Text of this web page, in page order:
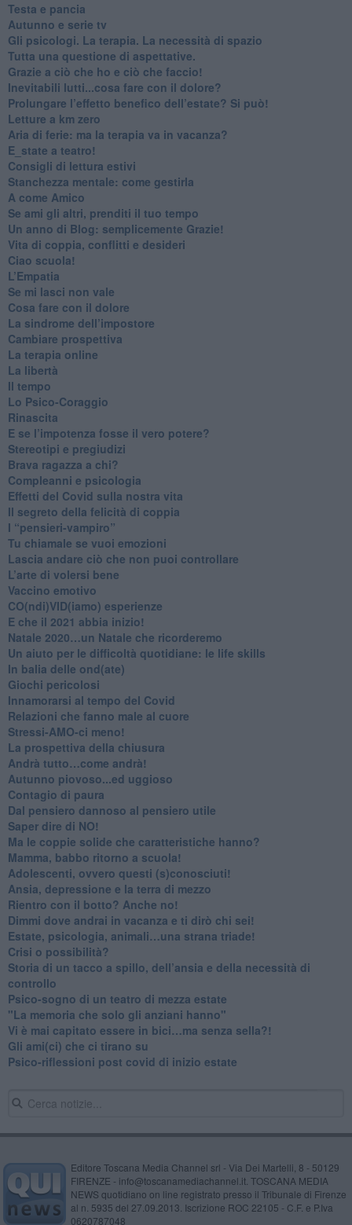
​Testa e pancia
​Autunno e serie tv
​Gli psicologi. La terapia. La necessità di spazio
​Tutta una questione di aspettative.
​Grazie a ciò che ho e ciò che faccio!
​Inevitabili lutti...cosa fare con il dolore?
Prolungare l’effetto benefico dell’estate? Si può!
​Letture a km zero
​Aria di ferie: ma la terapia va in vacanza?
​E_state a teatro!
​Consigli di lettura estivi
​Stanchezza mentale: come gestirla
​A come Amico
​Se ami gli altri, prenditi il tuo tempo
​Un anno di Blog: semplicemente Grazie!
​Vita di coppia, conflitti e desideri
​Ciao scuola!
​L’Empatia
​Se mi lasci non vale
Cosa fare con il dolore
​La sindrome dell’impostore
​Cambiare prospettiva
La terapia online
La libertà
​Il tempo
​Lo Psico-Coraggio
Rinascita
​E se l’impotenza fosse il vero potere?
Stereotipi e pregiudizi
​Brava ragazza a chi?
​Compleanni e psicologia
Effetti del Covid sulla nostra vita
Il segreto della felicità di coppia
​I “pensieri-vampiro”
​Tu chiamale se vuoi emozioni
​Lascia andare ciò che non puoi controllare
L’arte di volersi bene
​Vaccino emotivo
CO(ndi)VID(iamo) esperienze
​E che il 2021 abbia inizio!
​Natale 2020…un Natale che ricorderemo
Un aiuto per le difficoltà quotidiane: le life skills
​In balia delle ond(ate)
Giochi pericolosi
Innamorarsi al tempo del Covid
​Relazioni che fanno male al cuore
​Stressi-AMO-ci meno!
​La prospettiva della chiusura
​Andrà tutto…come andrà!
Autunno piovoso...ed uggioso
​Contagio di paura
​Dal pensiero dannoso al pensiero utile
​Saper dire di NO!
​Ma le coppie solide che caratteristiche hanno?
​Mamma, babbo ritorno a scuola!
Adolescenti, ovvero questi (s)conosciuti!
Ansia, depressione e la terra di mezzo
​Rientro con il botto? Anche no!
Dimmi dove andrai in vacanza e ti dirò chi sei!
​Estate, psicologia, animali…una strana triade!
​Crisi o possibilità?
​Storia di un tacco a spillo, dell’ansia e della necessità di
controllo
​Psico-sogno di un teatro di mezza estate
"La memoria che solo gli anziani hanno"
​Vi è mai capitato essere in bici…ma senza sella?!
​Gli ami(ci) che ci tirano su
Psico-riflessioni post covid di inizio estate
Editore Toscana Media Channel srl - Via Dei Martelli, 8 - 50129
FIRENZE - info@toscanamediachannel.it. TOSCANA MEDIA
NEWS quotidiano on line registrato presso il Tribunale di Firenze
al n. 5935 del 27.09.2013. Iscrizione ROC 22105 - C.F. e P.Iva
0620787048